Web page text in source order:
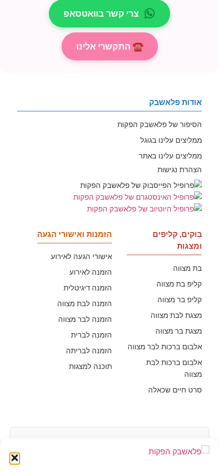
צרי קשר בוואטסאפ
☎ התקשרי אלינו
אודות פלאשבק
הסיפור של פלאשבק הפקות
ממליצים עלינו בגוגל
ממליצים עלינו באתר
הצהרת נגישות
בוקים, קליפים
ומצגות
בת מצווה
קליפ בת מצווה
קליפ בר מצווה
מצגת לבת מצווה
מצגת בר מצווה
אלבום ברכות לבר מצווה
אלבום ברכות לבת
מצווה
סרט חיים שכאלה
הזמנות ואישורי הגעה
אישורי הגעה לאירוע
הזמנה לאירוע
הזמנה דיגיטלית
הזמנה לבת מצווה
הזמנה לבר מצווה
הזמנה לברית
הזמנה לבריתה
תוכנה למצגות